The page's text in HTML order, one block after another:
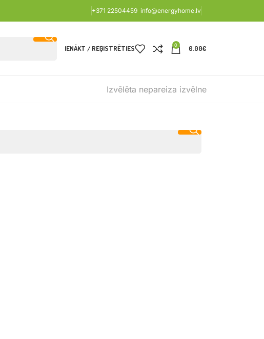
+371 22504459 info@energyhome.lv
IENĀKT / REĢISTRĒTIES 0 0.00€
Izvēlēta nepareiza izvēlne